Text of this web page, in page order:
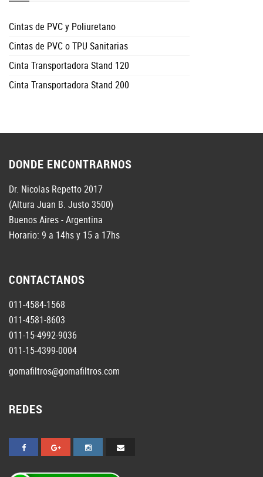
Cintas de PVC y Poliuretano
Cintas de PVC o TPU Sanitarias
Cinta Transportadora Stand 120
Cinta Transportadora Stand 200
DONDE ENCONTRARNOS
Dr. Nicolas Repetto 2017
(Altura Juan B. Justo 3500)
Buenos Aires - Argentina
Horario: 9 a 14hs y 15 a 17hs
CONTACTANOS
011-4584-1568
011-4581-8603
011-15-4992-9036
011-15-4399-0004
gomafiltros@gomafiltros.com
REDES